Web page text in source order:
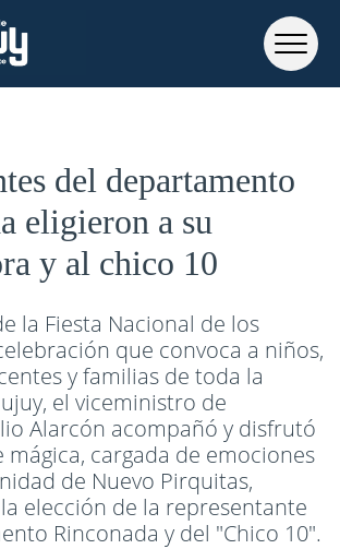
del departamento
eligieron a su
y al chico 10
la Fiesta Nacional de los
que convoca a niños,
y familias de toda la
el viceministro de
Alarcón acompañó y disfrutó
mágica, cargada de emociones
de Nuevo Pirquitas,
elección de la representante
Rinconada y del "Chico 10".